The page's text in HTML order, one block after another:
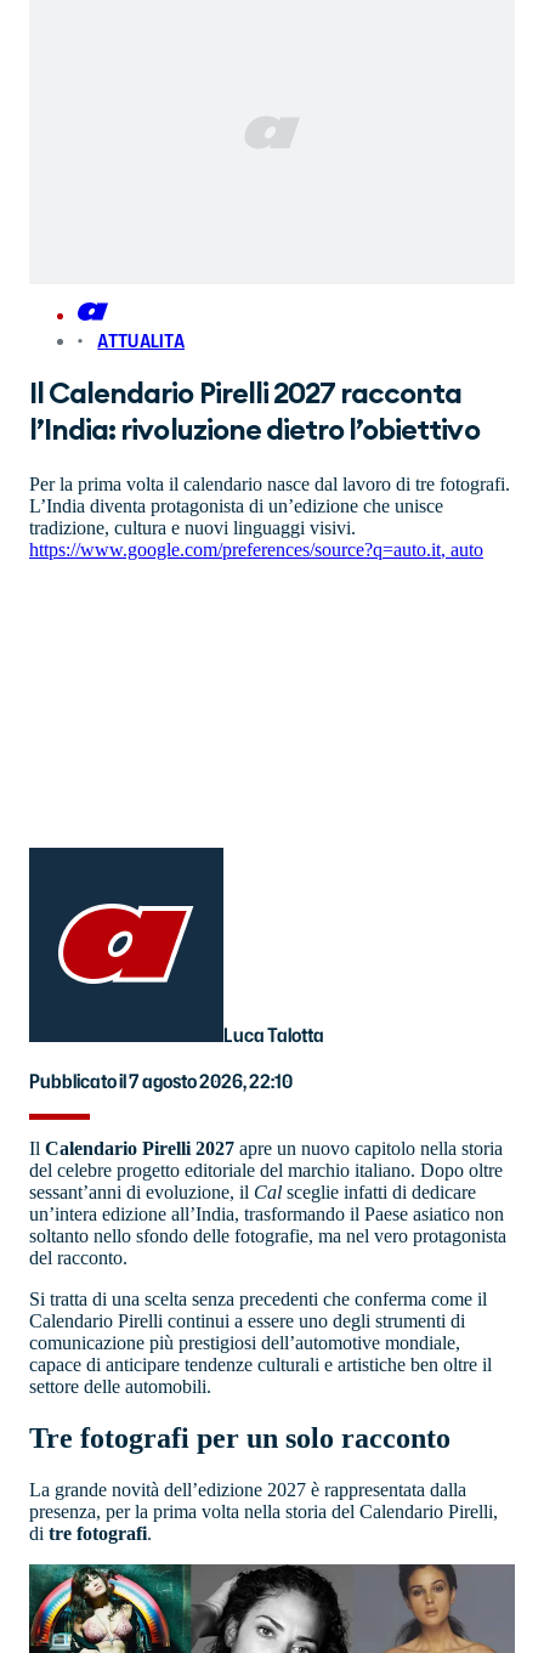
ATTUALITA
Il Calendario Pirelli 2027 racconta
l’India: rivoluzione dietro l’obiettivo
Per la prima volta il calendario nasce dal lavoro di tre fotografi.
L’India diventa protagonista di un’edizione che unisce
tradizione, cultura e nuovi linguaggi visivi.
https://www.google.com/preferences/source?q=auto.it, auto
Luca Talotta
Pubblicato il 7 agosto 2026, 22:10
Il Calendario Pirelli 2027 apre un nuovo capitolo nella storia
del celebre progetto editoriale del marchio italiano. Dopo oltre
sessant’anni di evoluzione, il Cal sceglie infatti di dedicare
un’intera edizione all’India, trasformando il Paese asiatico non
soltanto nello sfondo delle fotografie, ma nel vero protagonista
del racconto.
Si tratta di una scelta senza precedenti che conferma come il
Calendario Pirelli continui a essere uno degli strumenti di
comunicazione più prestigiosi dell’automotive mondiale,
capace di anticipare tendenze culturali e artistiche ben oltre il
settore delle automobili.
Tre fotografi per un solo racconto
La grande novità dell’edizione 2027 è rappresentata dalla
presenza, per la prima volta nella storia del Calendario Pirelli,
di tre fotografi.